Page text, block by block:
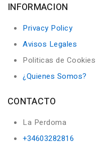
INFORMACION
Privacy Policy
Avisos Legales
Politicas de Cookies
¿Quienes Somos?
CONTACTO
La Perdoma
+34603282816